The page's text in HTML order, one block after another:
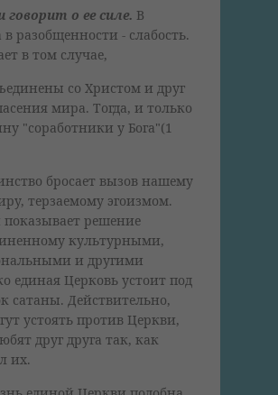
говорит о ее силе. В
в разобщенности - слабость.
в том случае,
со Христом и друг
мира. Тогда, и только
"соработники у Бога"(1
бросает вызов нашему
терзаемому эгоизмом.
решение
культурными,
и другими
единая Церковь устоит под
сатаны. Действительно,
устоять против Церкви,
друг друга так, как
их.